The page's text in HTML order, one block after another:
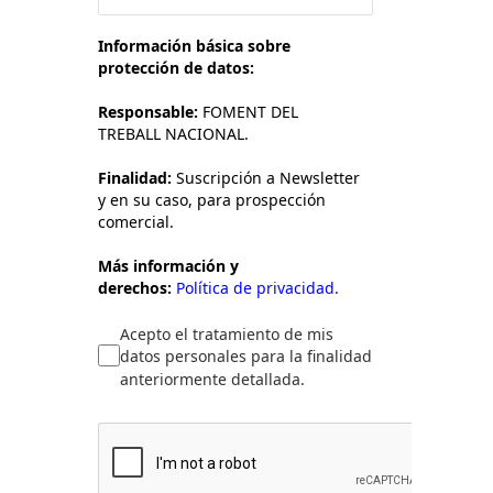
Información básica sobre
protección de datos:
Responsable: FOMENT DEL
TREBALL NACIONAL.
Finalidad: Suscripción a Newsletter
y en su caso, para prospección
comercial.
Más información y
derechos: Política de privacidad.
Acepto el tratamiento de mis
datos personales para la finalidad
anteriormente detallada.